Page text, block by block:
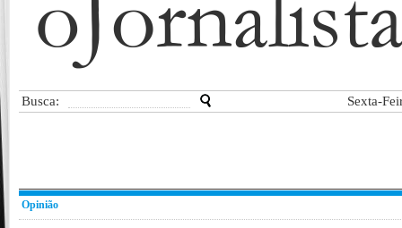
Busca: Sexta-
Opinião